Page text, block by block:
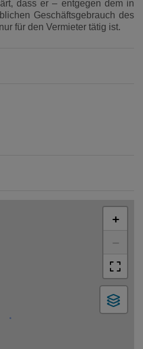
dass er – entgegen dem in
Geschäftsgebrauch des
für den Vermieter tätig ist.
+
−